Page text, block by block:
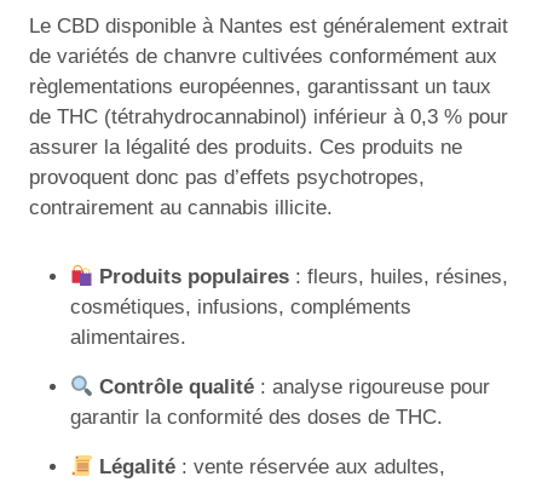
Le CBD disponible à Nantes est généralement extrait
de variétés de chanvre cultivées conformément aux
règlementations européennes, garantissant un taux
de THC (tétrahydrocannabinol) inférieur à 0,3 % pour
assurer la légalité des produits. Ces produits ne
provoquent donc pas d’effets psychotropes,
contrairement au cannabis illicite.
Produits populaires : fleurs, huiles, résines,
cosmétiques, infusions, compléments
alimentaires.
Contrôle qualité : analyse rigoureuse pour
garantir la conformité des doses de THC.
Légalité : vente réservée aux adultes,